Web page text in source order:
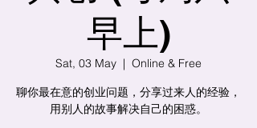
早上)
Sat, 03 May
  |
Online & Free
聊你最在意的创业问题，分享过来人的经验，
用别人的故事解决自己的困惑。